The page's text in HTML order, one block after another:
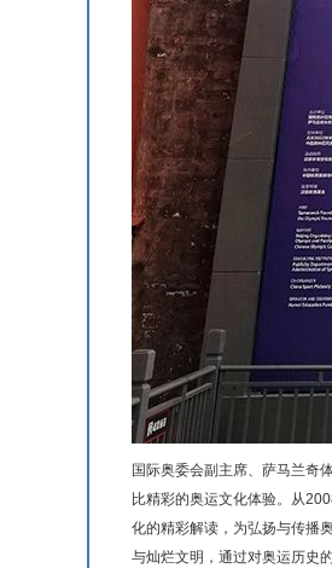
国际奥委会副主席、萨马兰奇
比精彩的奥运文化体验。从
化的精彩解读，为弘扬与传播
与灿烂文明，通过对奥运历史